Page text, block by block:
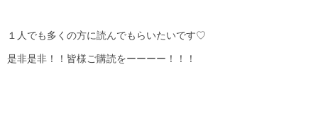
１人でも多くの方に読んでもらいたいです♡
是非是非！！皆様ご購読をーーーー！！！